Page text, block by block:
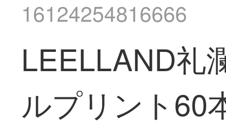
16124254816666
LEELLAND礼
ルプリント60